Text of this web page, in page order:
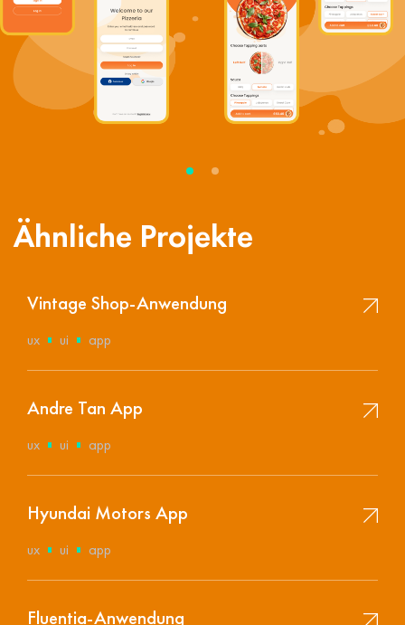
Ähnliche Projekte
Vintage Shop-Anwendung
ux ui app
Andre Tan App
ux ui app
Hyundai Motors App
ux ui app
Fluentia-Anwendung